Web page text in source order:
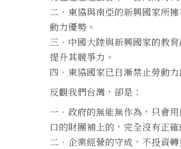
二．東協與南亞的新興國家所
動力優勢。
三．中國大陸與新興國家的教
提升其競爭力。
四．東協國家已日漸禁止勞動
反觀我們台灣，卻是：
一．政府的無能無作為，只會
口的財團補上的，完全沒有正確
二．企業經營的守成，不投資